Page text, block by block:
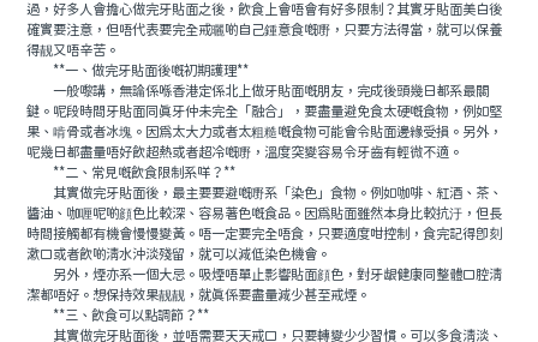
過，好多人會擔心做完牙貼面之後，飲食上會唔會有好多限制？其實牙貼面美白後
確實要注意，但唔代表要完全戒曬啲自己鍾意食嘅嘢，只要方法得當，就可以保養
得靓又唔辛苦。
**一、做完牙貼面後嘅初期護理**
一般嚟講，無論係喺香港定係北上做牙貼面嘅朋友，完成後頭幾日都系最關
鍵。呢段時間牙貼面同真牙仲未完全「融合」，要盡量避免食太硬嘅食物，例如堅
果、啃骨或者冰塊。因爲太大力或者太粗糙嘅食物可能會令貼面邊緣受損。另外，
呢幾日都盡量唔好飲超熱或者超冷嘅嘢，溫度突變容易令牙齒有輕微不適。
**二、常見嘅飲食限制系咩？**
其實做完牙貼面後，最主要要避嘅嘢系「染色」食物。例如咖啡、紅酒、茶、
醬油、咖喱呢啲顔色比較深、容易著色嘅食品。因爲貼面雖然本身比較抗汙，但長
時間接觸都有機會慢慢變黃。唔一定要完全唔食，只要適度咁控制，食完記得即刻
漱口或者飲啲清水沖淡殘留，就可以減低染色機會。
另外，煙亦系一個大忌。吸煙唔單止影響貼面顔色，對牙龈健康同整體口腔清
潔都唔好。想保持效果靓靓，就真係要盡量減少甚至戒煙。
**三、飲食可以點調節？**
其實做完牙貼面後，並唔需要天天戒口，只要轉變少少習慣。可以多食清淡、